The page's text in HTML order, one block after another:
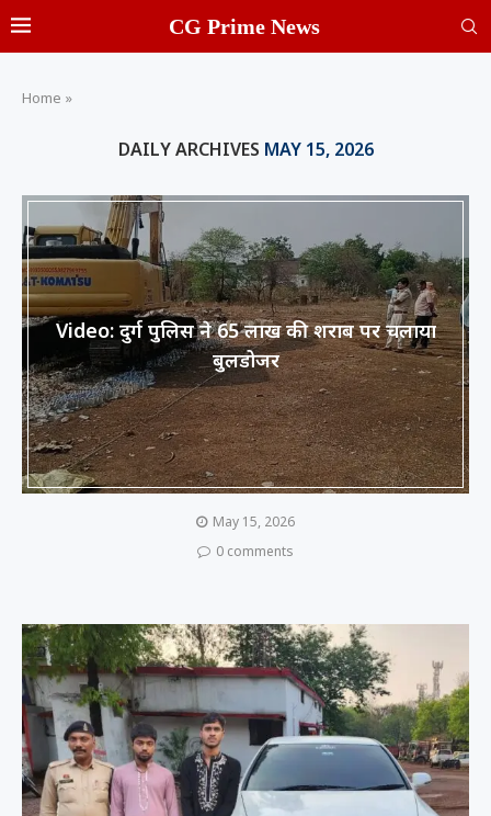
CG Prime News
Home »
DAILY ARCHIVES MAY 15, 2026
Video: दुर्ग पुलिस ने 65 लाख की शराब पर चलाया
बुलडोजर
May 15, 2026
0 comments